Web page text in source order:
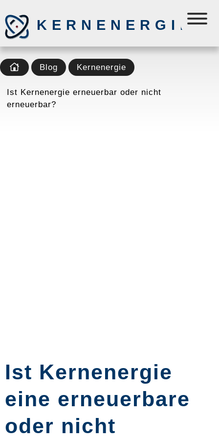
KERNENERGIE
Blog Kernenergie
Ist Kernenergie erneuerbar oder nicht
erneuerbar?
Ist Kernenergie
eine erneuerbare
oder nicht